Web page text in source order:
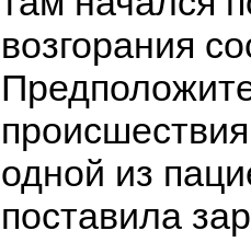
возгорания
одной из
поставила